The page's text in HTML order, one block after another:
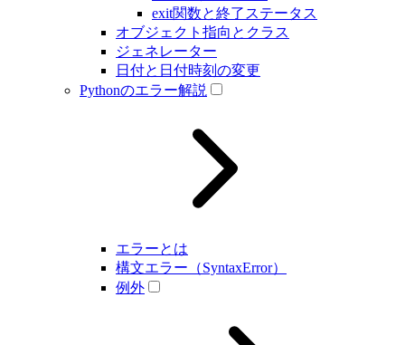
exit関数と終了ステータス
オブジェクト指向とクラス
ジェネレーター
日付と日付時刻の変更
Pythonのエラー解説
エラーとは
構文エラー（SyntaxError）
例外